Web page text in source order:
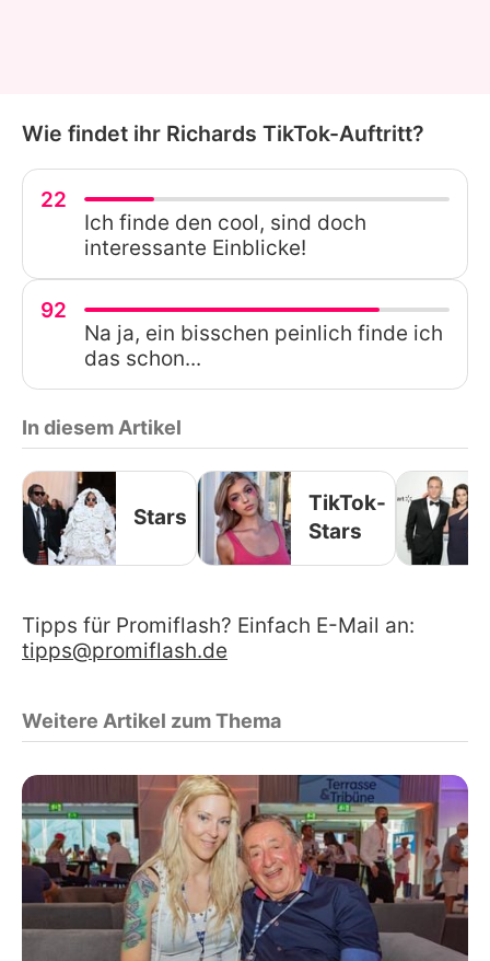
Wie findet ihr Richards TikTok-Auftritt?
22
Ich finde den cool, sind doch
interessante Einblicke!
92
Na ja, ein bisschen peinlich finde ich
das schon...
In diesem Artikel
Stars
TikTok-
Stars
Tipps für Promiflash? Einfach E-Mail an:
tipps@promiflash.de
Weitere Artikel zum Thema